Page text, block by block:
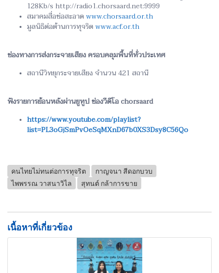
128Kb/s http://radio1.chorsaard.net:9999
สมาคมสื่อช่อสะอาด www.chorsaard.or.th
มูลนิธิต่อต้านการทุจริต www.acf.or.th
ช่องทางการส่งกระจายเสียง ครอบคลุมพื้นที่ทั่วประเทศ
สถานีวิทยุกระจายเสียง จำนวน 421 สถานี
ฟังรายการย้อนหลังผ่านยูทูป ช่องวีดีโอ chorsaard
https://www.youtube.com/playlist?
list=PL3oGjSmPvOeSqMXnD67b0XS3Dsy8C56Qo
คนไทยไม่ทนต่อการทุจริต
กาญจนา สีดอกบวบ
ไพพรรณ วาสนาวิไล
สุทนต์ กล้าการขาย
เนื้อหาที่เกี่ยวข้อง